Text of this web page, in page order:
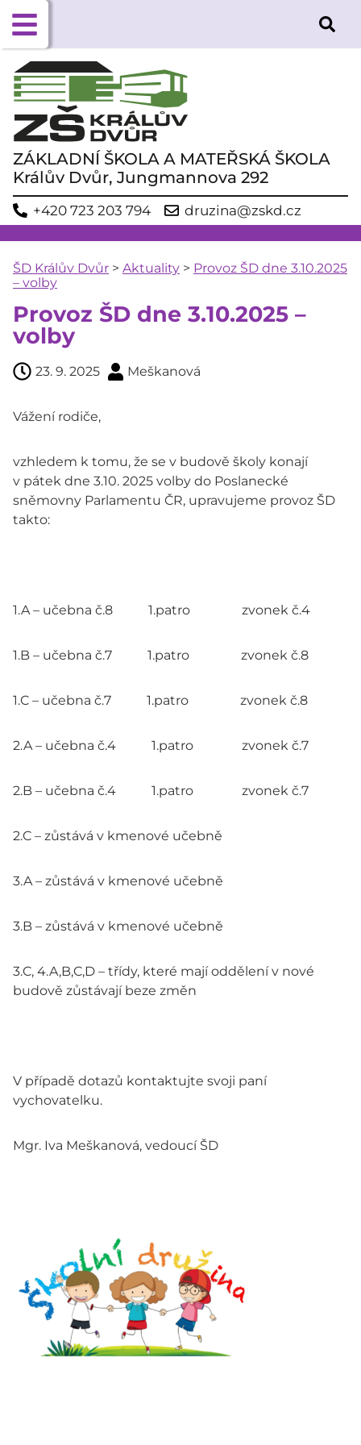
ZÁKLADNÍ ŠKOLA A MATEŘSKÁ ŠKOLA
Králův Dvůr, Jungmannova 292
+420 723 203 794 druzina@zskd.cz
ŠD Králův Dvůr > Aktuality > Provoz ŠD dne 3.10.2025
– volby
Provoz ŠD dne 3.10.2025 –
volby
23. 9. 2025 Meškanová
Vážení rodiče,
vzhledem k tomu, že se v budově školy konají
v pátek dne 3.10. 2025 volby do Poslanecké
sněmovny Parlamentu ČR, upravujeme provoz ŠD
takto:
1.A – učebna č.8 1.patro zvonek č.4
1.B – učebna č.7 1.patro zvonek č.8
1.C – učebna č.7 1.patro zvonek č.8
2.A – učebna č.4 1.patro zvonek č.7
2.B – učebna č.4 1.patro zvonek č.7
2.C – zůstává v kmenové učebně
3.A – zůstává v kmenové učebně
3.B – zůstává v kmenové učebně
3.C, 4.A,B,C,D – třídy, které mají oddělení v nové
budově zůstávají beze změn
V případě dotazů kontaktujte svoji paní
vychovatelku.
Mgr. Iva Meškanová, vedoucí ŠD